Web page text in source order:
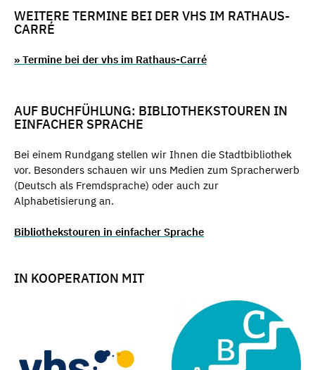
WEITERE TERMINE BEI DER VHS IM RATHAUS-
CARRÉ
» Termine bei der vhs im Rathaus-Carré
AUF BUCHFÜHLUNG: BIBLIOTHEKSTOUREN IN
EINFACHER SPRACHE
Bei einem Rundgang stellen wir Ihnen die Stadtbibliothek
vor. Besonders schauen wir uns Medien zum Spracherwerb
(Deutsch als Fremdsprache) oder auch zur
Alphabetisierung an.
Bibliothekstouren in einfacher Sprache
IN KOOPERATION MIT